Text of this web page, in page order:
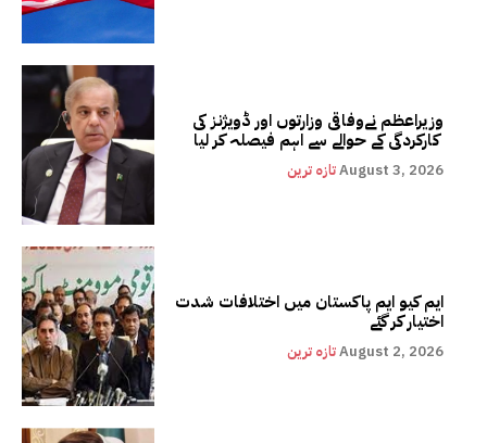
وزیراعظم نےوفاقی وزارتوں اور ڈویژنز کی
کارکردگی کے حوالے سے اہم فیصلہ کر لیا
تازہ ترینAugust 3, 2026
ایم کیو ایم پاکستان میں اختلافات شدت
اختیار کر گئے
تازہ ترینAugust 2, 2026